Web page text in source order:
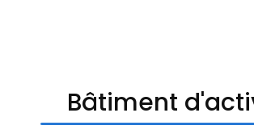
Bâtiment